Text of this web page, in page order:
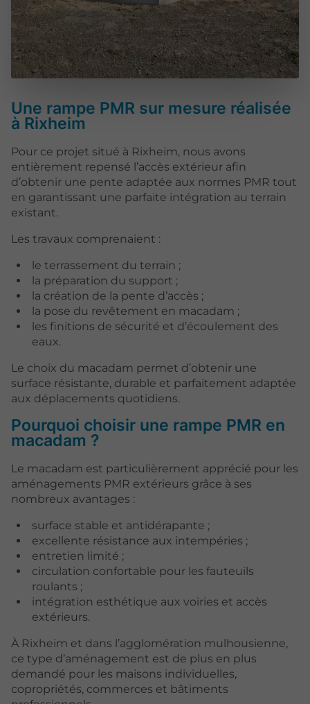
Une rampe PMR sur mesure réalisée
à Rixheim
Pour ce projet situé à Rixheim, nous avons
entièrement repensé l’accès extérieur afin
d’obtenir une pente adaptée aux normes PMR tout
en garantissant une parfaite intégration au terrain
existant.
Les travaux comprenaient :
le terrassement du terrain ;
la préparation du support ;
la création de la pente d’accès ;
la pose du revêtement en macadam ;
les finitions de sécurité et d’écoulement des
eaux.
Le choix du macadam permet d’obtenir une
surface résistante, durable et parfaitement adaptée
aux déplacements quotidiens.
Pourquoi choisir une rampe PMR en
macadam ?
Le macadam est particulièrement apprécié pour les
aménagements PMR extérieurs grâce à ses
nombreux avantages :
surface stable et antidérapante ;
excellente résistance aux intempéries ;
entretien limité ;
circulation confortable pour les fauteuils
roulants ;
intégration esthétique aux voiries et accès
extérieurs.
À Rixheim et dans l’agglomération mulhousienne,
ce type d’aménagement est de plus en plus
demandé pour les maisons individuelles,
copropriétés, commerces et bâtiments